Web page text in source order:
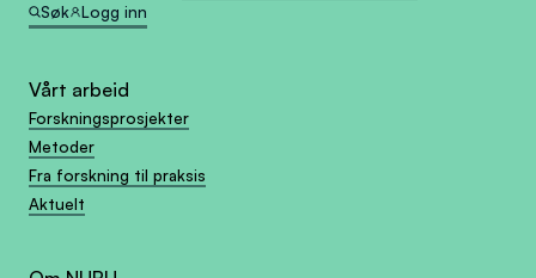
Søk
Logg inn
Vårt arbeid
Forskningsprosjekter
Metoder
Fra forskning til praksis
Aktuelt